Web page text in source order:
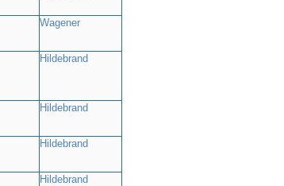
Wagener
Hildebrand
Hildebrand
Hildebrand
Hildebrand